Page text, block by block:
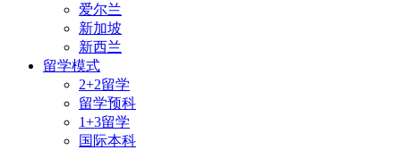
爱尔兰
新加坡
新西兰
留学模式
2+2留学
留学预科
1+3留学
国际本科